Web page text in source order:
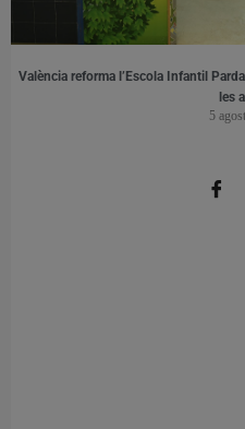
València reforma l’Escola Infantil
les
5